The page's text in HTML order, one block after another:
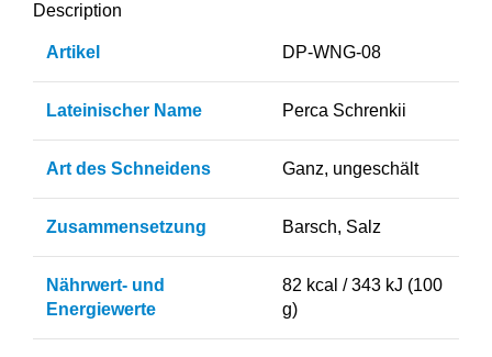
Description
Artikel DP-WNG-08
Lateinischer Name Perca Schrenkii
Art des Schneidens Ganz, ungeschält
Zusammensetzung Barsch, Salz
Nährwert- und
Energiewerte
82 kcal / 343 kJ (100
g)